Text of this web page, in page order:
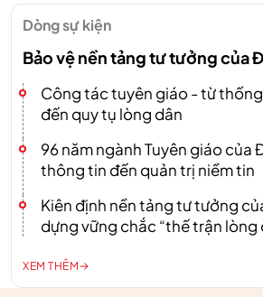
Dòng sự kiện
Bảo vệ nền tảng tư tưởng của
Công tác tuyên giáo - từ
đến quy tụ lòng dân
96 năm ngành Tuyên giáo của
thông tin đến quản trị niềm tin
Kiên định nền tảng tư tưởng
dựng vững chắc “thế trận lòng
XEM THÊM